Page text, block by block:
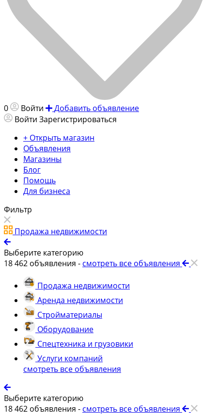
0 Войти
Добавить объявление
Войти Зарегистрироваться
+ Открыть магазин
Объявления
Магазины
Блог
Помощь
Для бизнеса
Фильтр
Продажа недвижимости
Выберите категорию
18 462 объявления - смотреть все объявления
Продажа недвижимости
Аренда недвижимости
Стройматериалы
Оборудование
Спецтехника и грузовики
Услуги компаний
смотреть все объявления
Выберите категорию
18 462 объявления - смотреть все объявления